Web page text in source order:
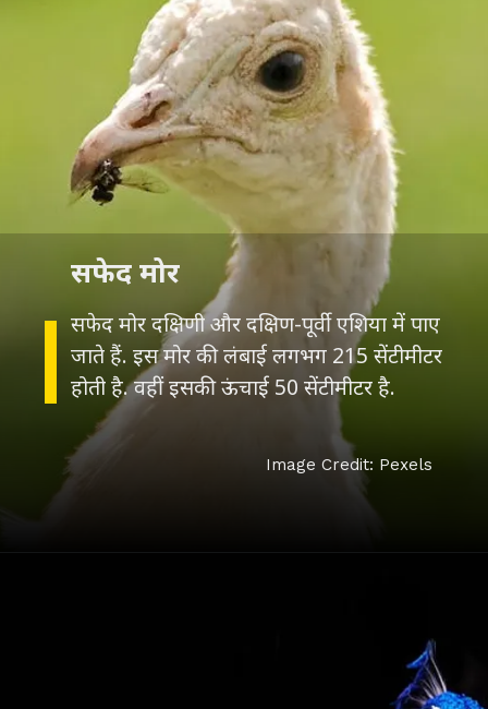
सफेद मोर दक्षिणी और दक्षिण-पूर्वी एशिया में पाए
जाते हैं. इस मोर की लंबाई लगभग 215 सेंटीमीटर
होती है. वहीं इसकी ऊंचाई 50 सेंटीमीटर है.
सफेद मोर
Image Credit: Pexels